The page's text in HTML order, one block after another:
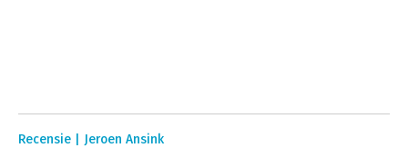
Recensie | Jeroen Ansink